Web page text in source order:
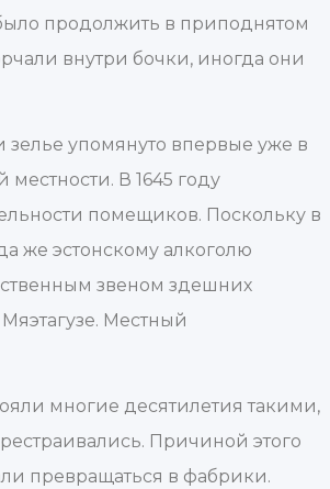
продолжить в приподнятом
внутри бочки, иногда они
упомянуто впервые уже в
В 1645 году
помещиков. Поскольку в
же эстонскому алкоголю
звеном здешних
Местный
многие десятилетия такими,
Причиной этого
превращаться в фабрики.